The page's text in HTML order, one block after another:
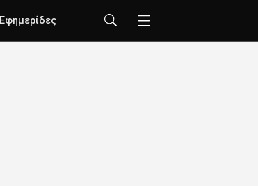
Εφημερίδες